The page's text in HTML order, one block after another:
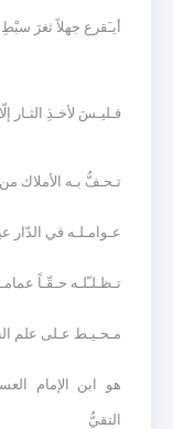
أيـَقرع جهلاً ثغرَ
فـليـسَ لأخـذِ الثـار
تـحـفُّ بـه الأملاك
عـوامـلـه في الدّار
تـظـلـّلـه حـقّـاً
مـحـيـط عـلى علم
هو ابن الإمام
التقيُّ